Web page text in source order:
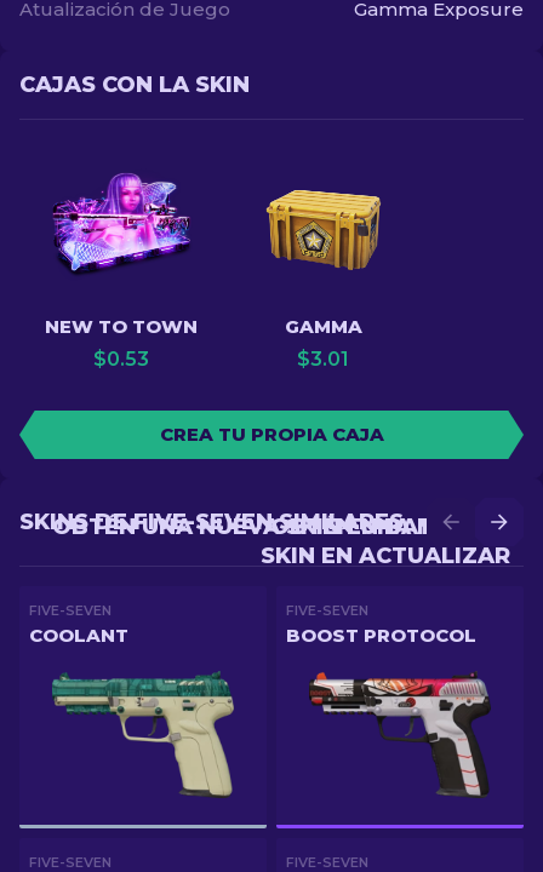
Atualización de Juego Gamma Exposure
CAJAS CON LA SKIN
NEW TO TOWN
$0.53
GAMMA
$3.01
CREA TU PROPIA CAJA
OBTÉN UNA MEJOR
SKIN EN ACTUALIZAR
OBTÉN UNA NUEVA SKIN EN BATALLA
SKINS DE FIVE-SEVEN SIMILARES
FIVE-SEVEN
COOLANT
FIVE-SEVEN
BOOST PROTOCOL
FIVE-SEVEN FIVE-SEVEN